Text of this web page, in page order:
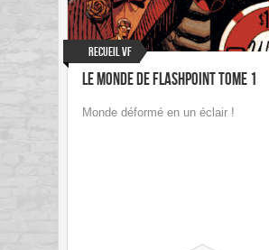
Recueil VF
Le monde de Flashpoint Tome 1
Monde déformé en un éclair !